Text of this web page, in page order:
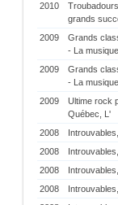
2010
grands
2009
Grands
- La
2009
Grands
- La
2009
Ultime rock
Québec, L'
2008
2008
2008
2008